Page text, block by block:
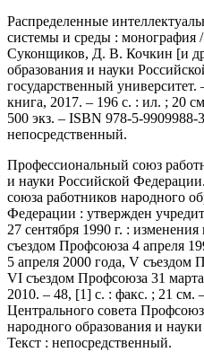
Распределенные
системы и среды :
Суконщиков, Д. В. Кочкин [и
образования и науки
государственный университет.
книга, 2017. – 196 с. : ил. ; 20
500 экз. – ISBN 978-5-9909988-
непосредственный.
Профессиональный союз
и науки Российской
союза работников народного
Федерации : утвержден
27 сентября 1990 г. :
съездом Профсоюза 4 апреля
5 апреля 2000 года, V съездом
VI съездом Профсоюза 31
2010. – 48, [1] с. : факс. ; 21
Центрального совета
народного образования и
Текст : непосредственный.